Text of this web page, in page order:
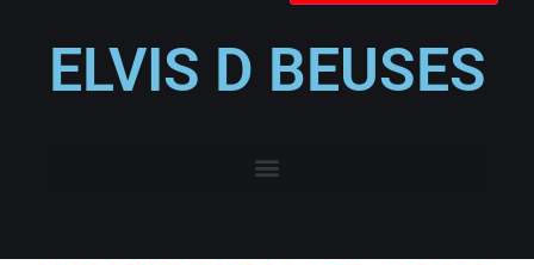
ELVIS D BEUSES